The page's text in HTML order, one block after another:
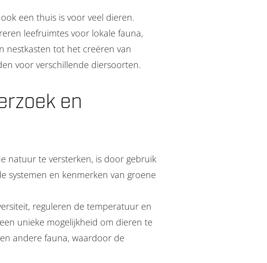
een thuis is voor veel dieren.
leefruimtes voor lokale fauna,
nestkasten tot het creëren van
voor verschillende diersoorten.
en
natuur te versterken, is door gebruik
systemen en kenmerken van groene
reguleren de temperatuur en
unieke mogelijkheid om dieren te
andere fauna, waardoor de